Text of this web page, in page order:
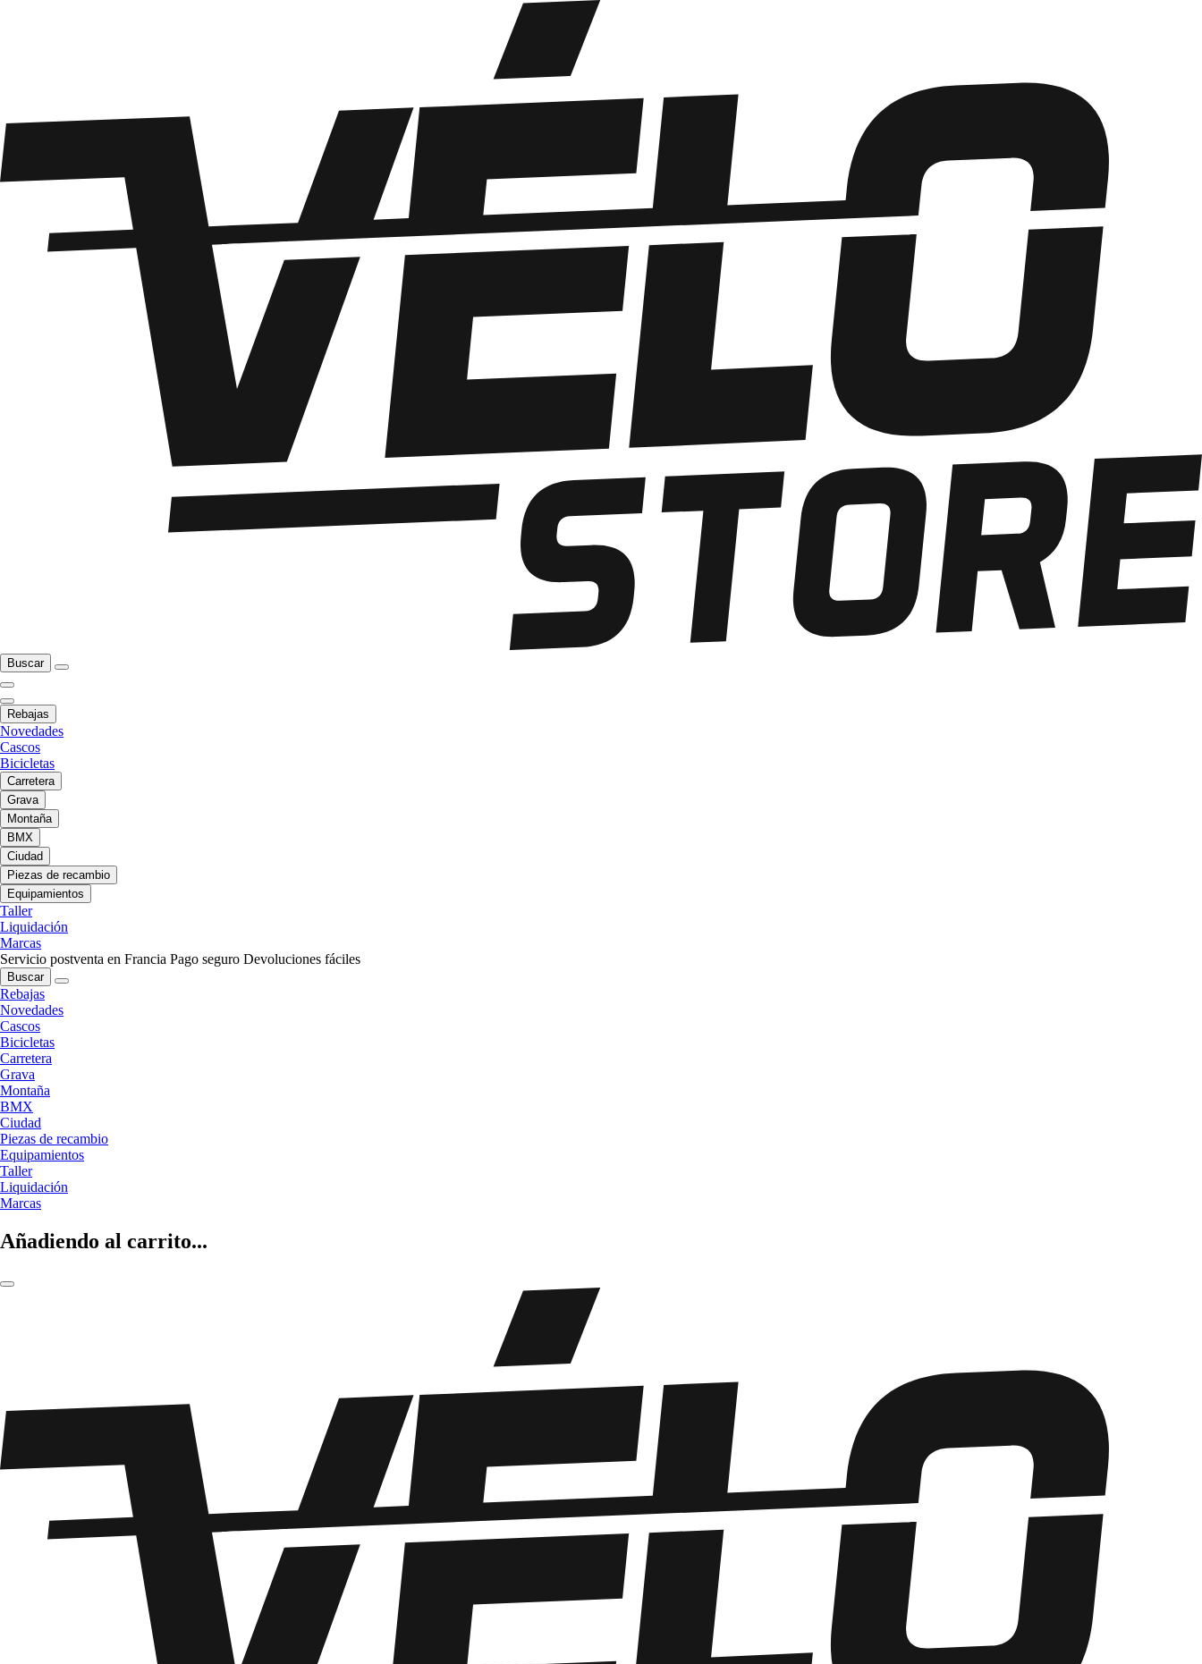
Buscar
Rebajas
Novedades
Cascos
Bicicletas
Carretera
Grava
Montaña
BMX
Ciudad
Piezas de recambio
Equipamientos
Taller
Liquidación
Marcas
Servicio postventa en Francia Pago seguro Devoluciones fáciles
Buscar
Rebajas
Novedades
Cascos
Bicicletas
Carretera
Grava
Montaña
BMX
Ciudad
Piezas de recambio
Equipamientos
Taller
Liquidación
Marcas
Añadiendo al carrito...